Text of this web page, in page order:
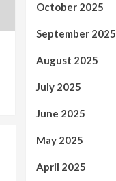
October 2025
September 2025
August 2025
July 2025
June 2025
May 2025
April 2025